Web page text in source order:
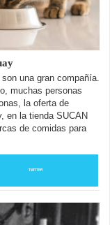
una gran compañía.
muchas personas
la oferta de
en la tienda SUCAN
de comidas para
TWITTER